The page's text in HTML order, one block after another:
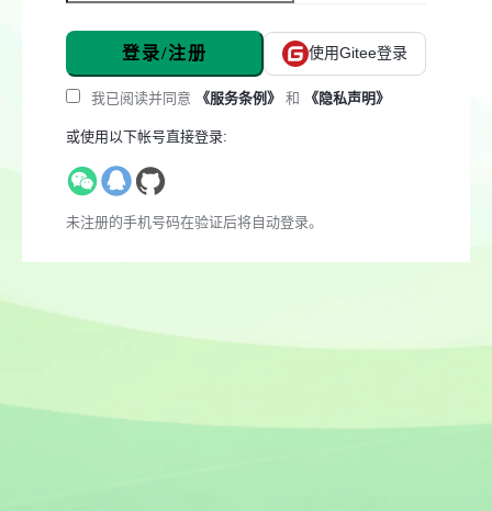
登录/注册 使用Gitee登录
我已阅读并同意 《服务条例》 和 《隐私声明》
或使用以下帐号直接登录:
未注册的手机号码在验证后将自动登录。